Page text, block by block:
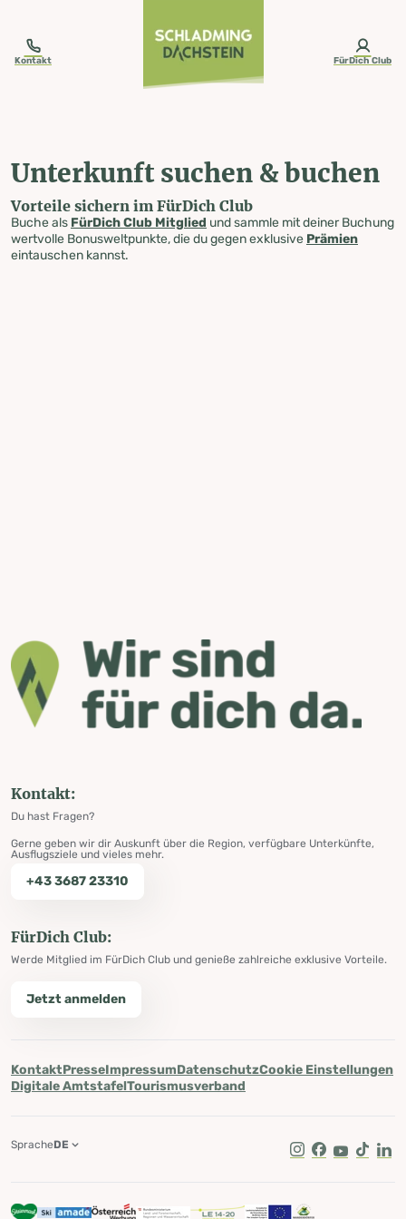
Kontakt FürDich Club
Unterkunft suchen & buchen
Vorteile sichern im FürDich Club
Buche als FürDich Club Mitglied und sammle mit deiner Buchung
wertvolle Bonusweltpunkte, die du gegen exklusive Prämien
eintauschen kannst.
Kontakt:
Du hast Fragen?
Gerne geben wir dir Auskunft über die Region, verfügbare Unterkünfte,
Ausflugsziele und vieles mehr.
+43 3687 23310
FürDich Club:
Werde Mitglied im FürDich Club und genieße zahlreiche exklusive Vorteile.
Jetzt anmelden
KontaktPresseImpressumDatenschutzCookie Einstellungen
Digitale AmtstafelTourismusverband
Instagram
Facebook
Youtube
Tik Tok
SpracheDE